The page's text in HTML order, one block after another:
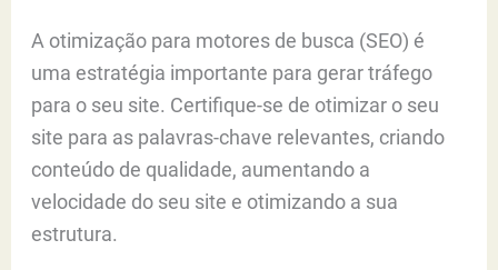
A otimização para motores de busca (SEO) é
uma estratégia importante para gerar tráfego
para o seu site. Certifique-se de otimizar o seu
site para as palavras-chave relevantes, criando
conteúdo de qualidade, aumentando a
velocidade do seu site e otimizando a sua
estrutura.